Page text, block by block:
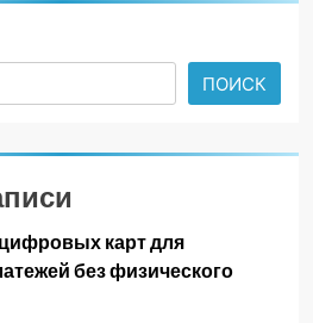
ПОИСК
карт для
без физического